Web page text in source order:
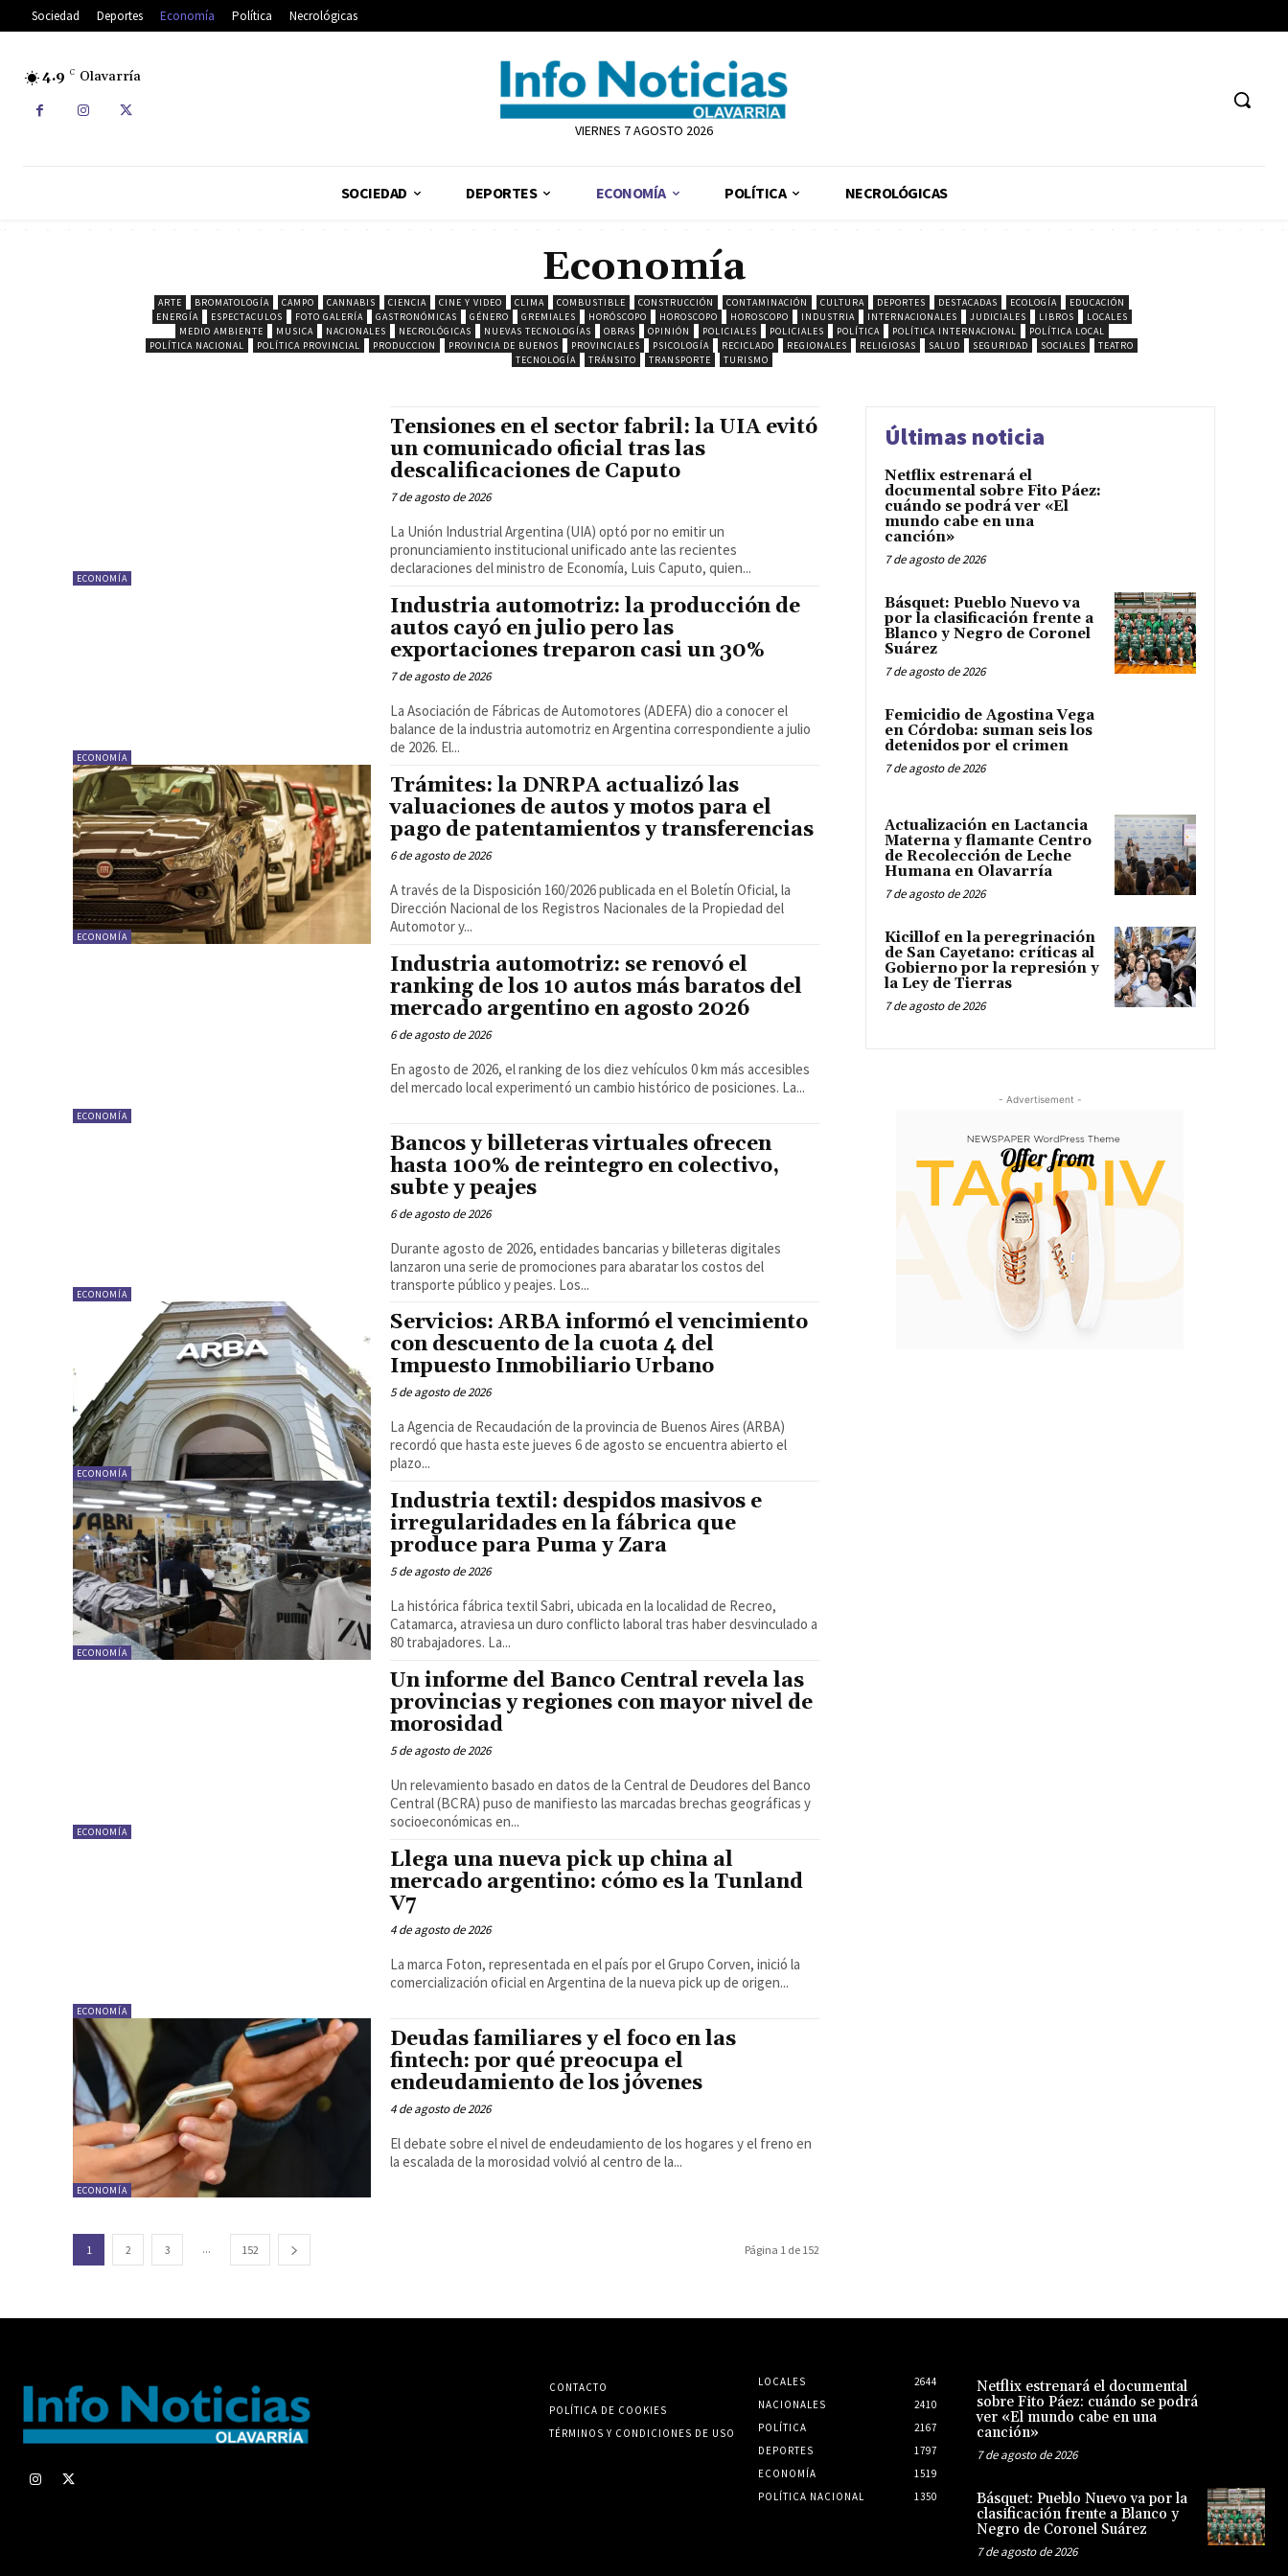
Sociedad Deportes Economía Política Necrológicas
4.9 C Olavarría
VIERNES 7 AGOSTO 2026
SOCIEDAD DEPORTES ECONOMÍA POLÍTICA NECROLÓGICAS
Economía
ARTE BROMATOLOGÍA CAMPO CANNABIS CIENCIA CINE Y VIDEO CLIMA COMBUSTIBLE CONSTRUCCIÓN CONTAMINACIÓN CULTURA DEPORTES DESTACADAS ECOLOGÍA
EDUCACIÓN
ENERGÍA
ESPECTACULOS FOTO GALERÍA GASTRONÓMICAS GÉNERO GREMIALES HORÓSCOPO HOROSCOPO HOROSCOPO INDUSTRIA INTERNACIONALES JUDICIALES LIBROS
LOCALES
MEDIO AMBIENTE
MUSICA NACIONALES NECROLÓGICAS NUEVAS TECNOLOGÍAS OBRAS OPINIÓN POLICIALES POLICIALES POLÍTICA POLÍTICA INTERNACIONAL
POLÍTICA LOCAL
POLÍTICA NACIONAL
POLÍTICA PROVINCIAL PRODUCCION PROVINCIA DE BUENOS PROVINCIALES PSICOLOGÍA RECICLADO REGIONALES RELIGIOSAS SALUD SEGURIDAD SOCIALES
TEATRO
TECNOLOGÍA
TRÁNSITO TRANSPORTE TURISMO
ECONOMÍA
Tensiones en el sector fabril: la UIA evitó
un comunicado oficial tras las
descalificaciones de Caputo
7 de agosto de 2026
La Unión Industrial Argentina (UIA) optó por no emitir un
pronunciamiento institucional unificado ante las recientes
declaraciones del ministro de Economía, Luis Caputo, quien...
ECONOMÍA
Industria automotriz: la producción de
autos cayó en julio pero las
exportaciones treparon casi un 30%
7 de agosto de 2026
La Asociación de Fábricas de Automotores (ADEFA) dio a conocer el
balance de la industria automotriz en Argentina correspondiente a julio
de 2026. El...
ECONOMÍA
Trámites: la DNRPA actualizó las
valuaciones de autos y motos para el
pago de patentamientos y transferencias
6 de agosto de 2026
A través de la Disposición 160/2026 publicada en el Boletín Oficial, la
Dirección Nacional de los Registros Nacionales de la Propiedad del
Automotor y...
ECONOMÍA
Industria automotriz: se renovó el
ranking de los 10 autos más baratos del
mercado argentino en agosto 2026
6 de agosto de 2026
En agosto de 2026, el ranking de los diez vehículos 0 km más accesibles
del mercado local experimentó un cambio histórico de posiciones. La...
ECONOMÍA
Bancos y billeteras virtuales ofrecen
hasta 100% de reintegro en colectivo,
subte y peajes
6 de agosto de 2026
Durante agosto de 2026, entidades bancarias y billeteras digitales
lanzaron una serie de promociones para abaratar los costos del
transporte público y peajes. Los...
ECONOMÍA
Servicios: ARBA informó el vencimiento
con descuento de la cuota 4 del
Impuesto Inmobiliario Urbano
5 de agosto de 2026
La Agencia de Recaudación de la provincia de Buenos Aires (ARBA)
recordó que hasta este jueves 6 de agosto se encuentra abierto el
plazo...
ECONOMÍA
Industria textil: despidos masivos e
irregularidades en la fábrica que
produce para Puma y Zara
5 de agosto de 2026
La histórica fábrica textil Sabri, ubicada en la localidad de Recreo,
Catamarca, atraviesa un duro conflicto laboral tras haber desvinculado a
80 trabajadores. La...
ECONOMÍA
Un informe del Banco Central revela las
provincias y regiones con mayor nivel de
morosidad
5 de agosto de 2026
Un relevamiento basado en datos de la Central de Deudores del Banco
Central (BCRA) puso de manifiesto las marcadas brechas geográficas y
socioeconómicas en...
ECONOMÍA
Llega una nueva pick up china al
mercado argentino: cómo es la Tunland
V7
4 de agosto de 2026
La marca Foton, representada en el país por el Grupo Corven, inició la
comercialización oficial en Argentina de la nueva pick up de origen...
ECONOMÍA
Deudas familiares y el foco en las
fintech: por qué preocupa el
endeudamiento de los jóvenes
4 de agosto de 2026
El debate sobre el nivel de endeudamiento de los hogares y el freno en
la escalada de la morosidad volvió al centro de la...
1 2 3 ... 152 Página 1 de 152
Últimas noticia
Netflix estrenará el
documental sobre Fito Páez:
cuándo se podrá ver «El
mundo cabe en una
canción»
7 de agosto de 2026
Básquet: Pueblo Nuevo va
por la clasificación frente a
Blanco y Negro de Coronel
Suárez
7 de agosto de 2026
Femicidio de Agostina Vega
en Córdoba: suman seis los
detenidos por el crimen
7 de agosto de 2026
Actualización en Lactancia
Materna y flamante Centro
de Recolección de Leche
Humana en Olavarría
7 de agosto de 2026
Kicillof en la peregrinación
de San Cayetano: críticas al
Gobierno por la represión y
la Ley de Tierras
7 de agosto de 2026
- Advertisement -
CONTACTO
POLÍTICA DE COOKIES
TÉRMINOS Y CONDICIONES DE USO
LOCALES
2644
NACIONALES
2410
POLÍTICA
2167
DEPORTES
1797
ECONOMÍA
1519
POLÍTICA NACIONAL
1350
Netflix estrenará el documental
sobre Fito Páez: cuándo se podrá
ver «El mundo cabe en una
canción»
7 de agosto de 2026
Básquet: Pueblo Nuevo va por la
clasificación frente a Blanco y
Negro de Coronel Suárez
7 de agosto de 2026